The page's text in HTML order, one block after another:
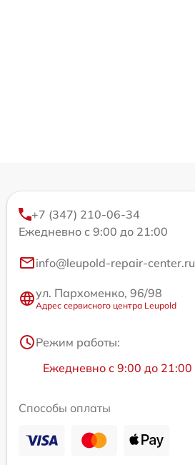
+7 (347) 210-06-34
Ежедневно с 9:00 до 21:00
info@leupold-repair-center.ru
ул. Пархоменко, 96/98
Адрес сервисного центра Leupold
Режим работы:
Ежедневно с 9:00 до 21:00
Способы оплаты